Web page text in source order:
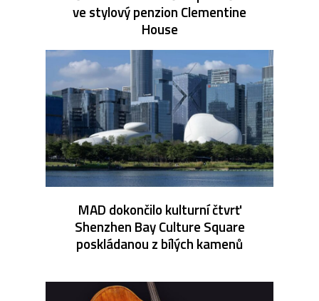
ve stylový penzion Clementine
House
MAD dokončilo kulturní čtvrť
Shenzhen Bay Culture Square
poskládanou z bílých kamenů